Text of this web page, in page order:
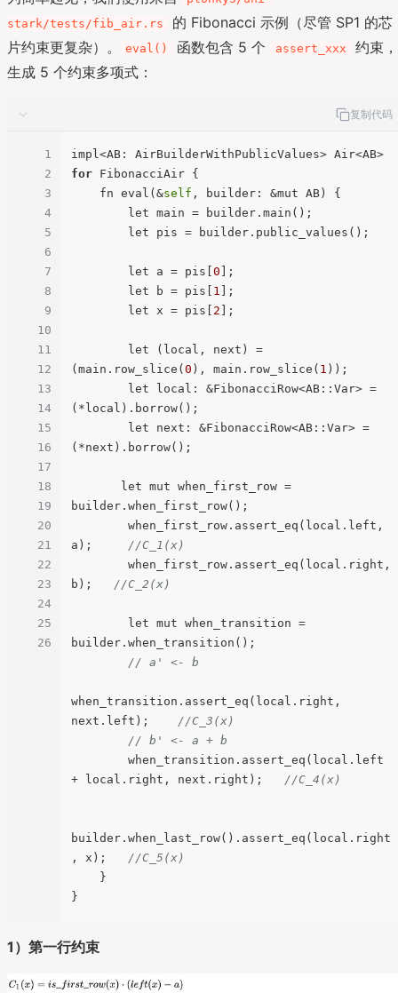
stark/tests/fib_air.rs
的 Fibonacci 示例（尽管 SP1 的芯
片约束更复杂）。
eval() 函数包含 5 个 assert_xxx
约束，
生成 5 个约束多项式：
复制代码
1
2
3
4
5
6
7
8
9
10
11
12
13
14
15
16
17
18
19
20
21
22
23
24
25
26
for FibonacciAir {
    fn eval(&
self , builder: &mut AB) {
        let a = pis[
0 ];
        let b = pis[
1
];
        let x = pis[
2 ];
(main.row_slice( 0 ), main.row_slice( 1 ));
(*local).borrow();
(*next).borrow();
builder.when_first_row();
a); //C_1(x)
b); //C_2(x)
builder.when_transition();
// a' <- b
when_transition.assert_eq(local.right,
next.left); //C_3(x)
// b' <- a + b
+ local.right, next.right); //C_4(x)
builder.when_last_row().assert_eq(local.right
, x); //C_5(x)
1）第一行约束